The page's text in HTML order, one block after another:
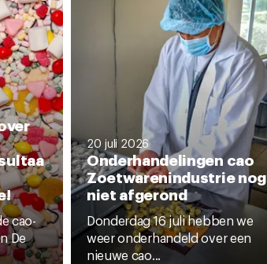
cao-
De
20 juli 2026
Onderhandelingen cao
Zoetwarenindustrie nog
niet afgerond
Donderdag 16 juli hebben we
weer onderhandeld over een
nieuwe cao...